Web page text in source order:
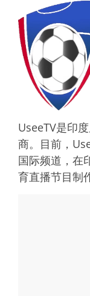
UseeTV是印
商。目前，
国际频道，在
育直播节目制